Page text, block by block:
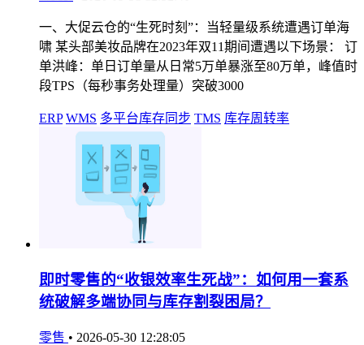
一、大促云仓的“生死时刻”：当轻量级系统遭遇订单海
啸 某头部美妆品牌在2023年双11期间遭遇以下场景： 订
单洪峰：单日订单量从日常5万单暴涨至80万单，峰值时
段TPS（每秒事务处理量）突破3000
ERP WMS 多平台库存同步 TMS 库存周转率
即时零售的“收银效率生死战”：如何用一套系
统破解多端协同与库存割裂困局？
零售 • 2026-05-30 12:28:05